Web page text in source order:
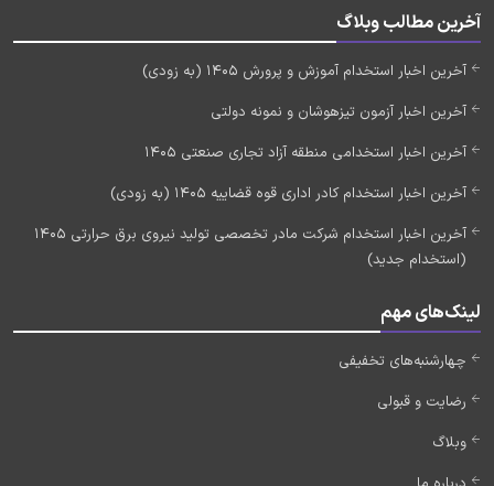
آخرین مطالب وبلاگ
آخرین اخبار استخدام آموزش و پرورش 1405 (به زودی)
آخرین اخبار آزمون تیزهوشان و نمونه دولتی
آخرین اخبار استخدامی منطقه آزاد تجاری صنعتی 1405
آخرین اخبار استخدام کادر اداری قوه قضاییه 1405 (به زودی)
آخرین اخبار استخدام شرکت مادر تخصصی تولید نیروی برق حرارتی 1405
(استخدام جدید)
لینک‌های مهم
چهارشنبه‌های تخفیفی
رضایت و قبولی
وبلاگ